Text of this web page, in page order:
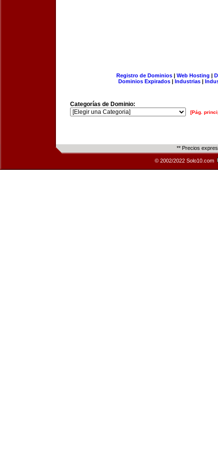
Registro de Dominios| Web Hosting |
Dominios Expirados | Industrias |
Categorías de Dominio:
[Pág.
** Precios
© 2002/2022 Solo10.com